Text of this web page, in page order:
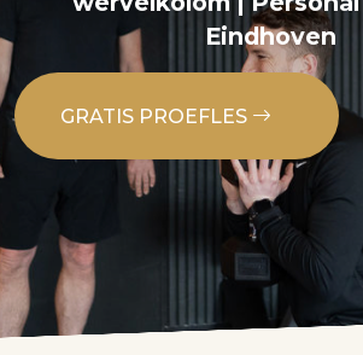
Eindhoven
GRATIS PROEFLES